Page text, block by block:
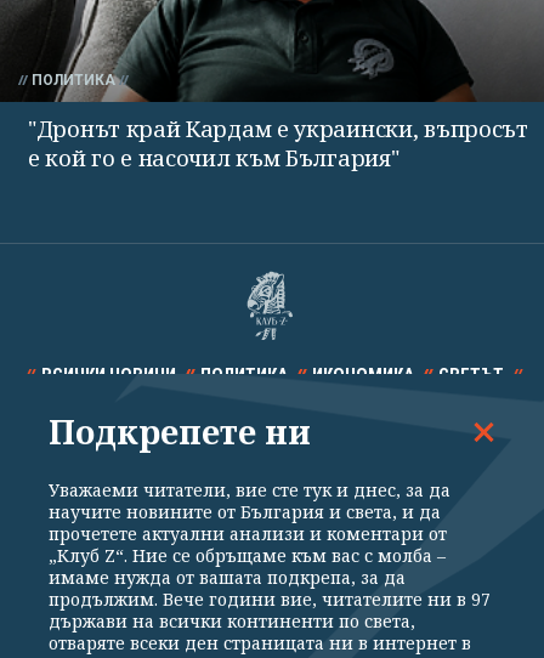
ПОЛИТИКА
"Дронът край Кардам е украински, въпросът
е кой го е насочил към България"
ВСИЧКИ НОВИНИ ПОЛИТИКА ИКОНОМИКА СВЕТЪТ
СПОРТ КУЛТУРА ТЕХНОЛОГИИ КАЛЕЙДОСКОП
Общи условия
Политика за поверителност
Реклама
Партньори Контакти За Клуб Z
Подкрепете ни
Уважаеми читатели, вие сте тук и днес, за да
научите новините от България и света, и да
прочетете актуални анализи и коментари от
„Клуб Z“. Ние се обръщаме към вас с молба –
имаме нужда от вашата подкрепа, за да
продължим. Вече години вие, читателите ни в 97
държави на всички континенти по света,
отваряте всеки ден страницата ни в интернет в